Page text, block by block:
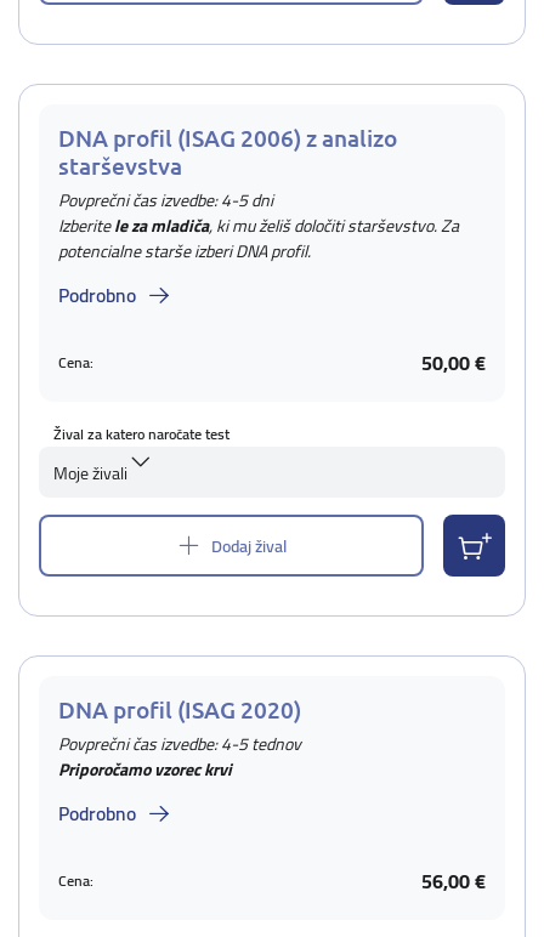
DNA profil (ISAG 2006) z analizo
starševstva
Povprečni čas izvedbe: 4-5 dni
Izberitele za mladiča, ki mu želiš določiti starševstvo. Za
potencialne starše izberi DNA profil.
Podrobno
Cena: 50,00 €
Žival za katero naročate test
Moje živali
Dodaj žival
DNA profil (ISAG 2020)
Povprečni čas izvedbe: 4-5 tednov
Priporočamo vzorec krvi
Podrobno
Cena: 56,00 €